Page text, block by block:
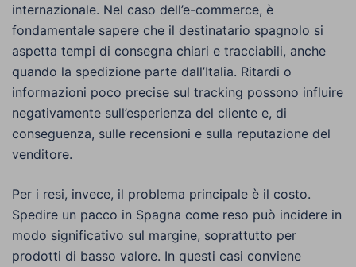
internazionale. Nel caso dell’e-commerce, è
fondamentale sapere che il destinatario spagnolo si
aspetta tempi di consegna chiari e tracciabili, anche
quando la spedizione parte dall’Italia. Ritardi o
informazioni poco precise sul tracking possono influire
negativamente sull’esperienza del cliente e, di
conseguenza, sulle recensioni e sulla reputazione del
venditore.
Per i resi, invece, il problema principale è il costo.
Spedire un pacco in Spagna come reso può incidere in
modo significativo sul margine, soprattutto per
prodotti di basso valore. In questi casi conviene